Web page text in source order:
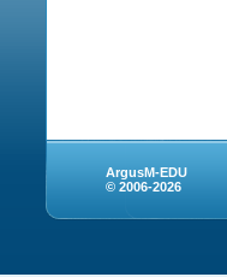
ArgusM-EDU
© 2006-2026